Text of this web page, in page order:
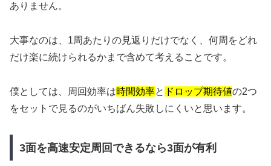
ありません。
大事なのは、1周あたりの見返りだけでなく、何周をどれ
だけ楽に続けられるかまで含めて考えることです。
僕としては、周回効率は時間効率と ドロップ期待値の2つ
をセットで見るのがいちばん失敗しにくいと思います。
3面を高速安定周回できるなら3面が有利